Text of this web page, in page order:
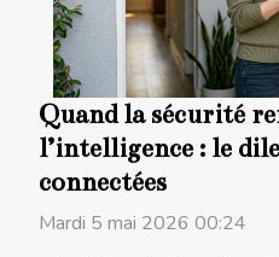
Quand la sécurité
l’intelligence : le
connectées
Mardi 5 mai 2026 00:24